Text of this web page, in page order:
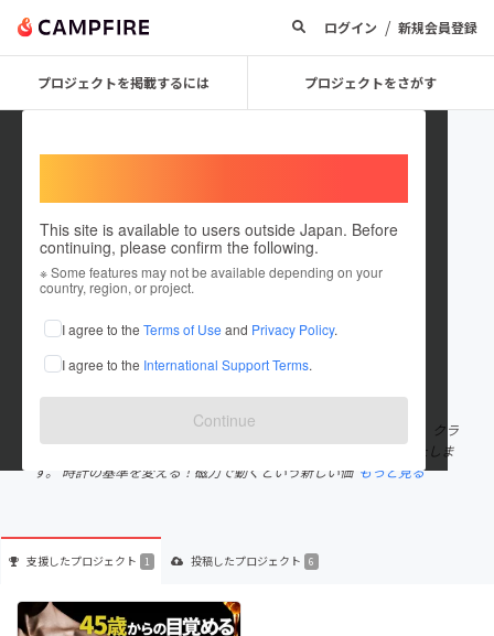
ログイン / 新規会員登録
プロジェクトを掲載するには プロジェクトをさがす
This site is available to users outside Japan. Before
continuing, please confirm the following.
※ Some features may not be available depending on your
country, region, or project.
I agree to the Terms of Use and Privacy Policy.
I agree to the International Support Terms.
Continue
asiakankyo
これまでに1回支援して6件のプロジェクトを投稿しています
在住国：日本 現在地：未設定
出身国：日本 出身地：未設定
世界中の優れたプロダクトを日本のみなさまにご紹介いたします。 クラ
ウドファンディング第二弾は「磁力で刻む腕時計」をリリースいたしま
す。 時計の基準を変える！磁力で動くという新しい価 もっと見る
支援したプロジェクト 1 投稿したプロジェクト 6